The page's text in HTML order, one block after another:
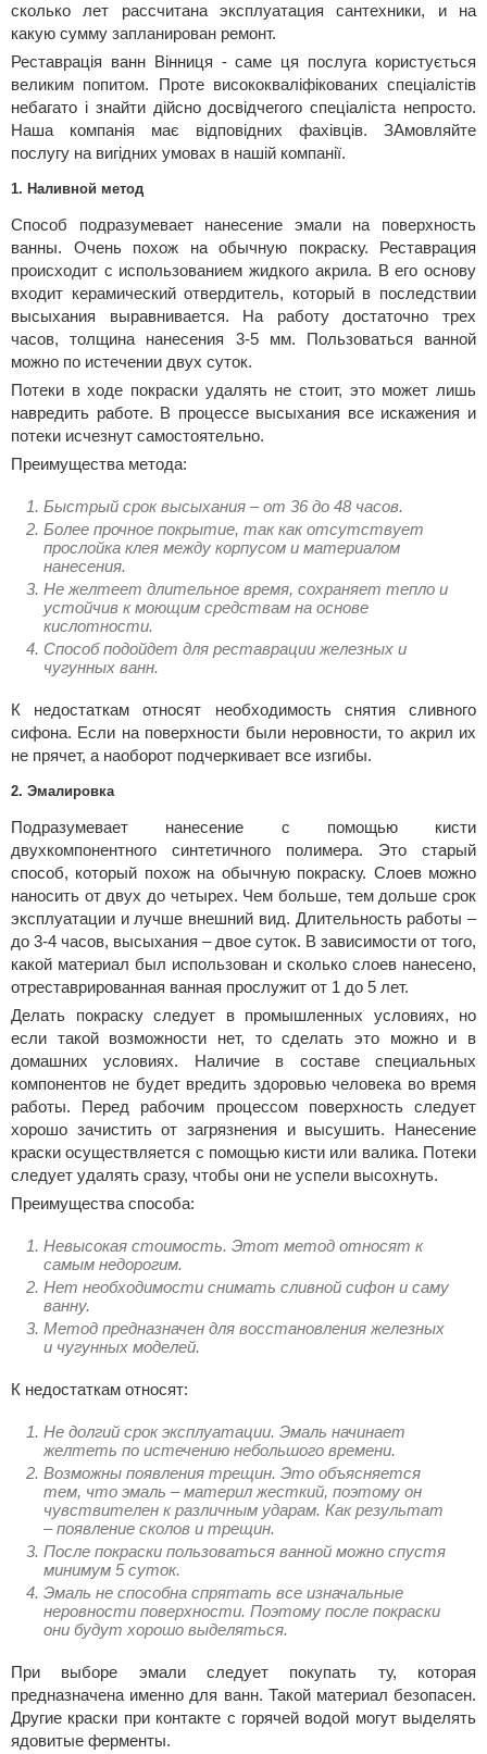
сколько лет рассчитана эксплуатация сантехники, и на
какую сумму запланирован ремонт.
Реставрація ванн Вінниця - саме ця послуга користується
великим попитом. Проте висококваліфікованих спеціалістів
небагато і знайти дійсно досвідчегого спеціаліста непросто.
Наша компанія має відповідних фахівців. ЗАмовляйте
послугу на вигідних умовах в нашій компанії.
1. Наливной метод
Способ подразумевает нанесение эмали на поверхность
ванны. Очень похож на обычную покраску. Реставрация
происходит с использованием жидкого акрила. В его основу
входит керамический отвердитель, который в последствии
высыхания выравнивается. На работу достаточно трех
часов, толщина нанесения 3-5 мм. Пользоваться ванной
можно по истечении двух суток.
Потеки в ходе покраски удалять не стоит, это может лишь
навредить работе. В процессе высыхания все искажения и
потеки исчезнут самостоятельно.
Преимущества метода:
Быстрый срок высыхания – от 36 до 48 часов.
Более прочное покрытие, так как отсутствует
прослойка клея между корпусом и материалом
нанесения.
Не желтеет длительное время, сохраняет тепло и
устойчив к моющим средствам на основе
кислотности.
Способ подойдет для реставрации железных и
чугунных ванн.
К недостаткам относят необходимость снятия сливного
сифона. Если на поверхности были неровности, то акрил их
не прячет, а наоборот подчеркивает все изгибы.
2. Эмалировка
Подразумевает нанесение с помощью кисти
двухкомпонентного синтетичного полимера. Это старый
способ, который похож на обычную покраску. Слоев можно
наносить от двух до четырех. Чем больше, тем дольше срок
эксплуатации и лучше внешний вид. Длительность работы –
до 3-4 часов, высыхания – двое суток. В зависимости от того,
какой материал был использован и сколько слоев нанесено,
отреставрированная ванная прослужит от 1 до 5 лет.
Делать покраску следует в промышленных условиях, но
если такой возможности нет, то сделать это можно и в
домашних условиях. Наличие в составе специальных
компонентов не будет вредить здоровью человека во время
работы. Перед рабочим процессом поверхность следует
хорошо зачистить от загрязнения и высушить. Нанесение
краски осуществляется с помощью кисти или валика. Потеки
следует удалять сразу, чтобы они не успели высохнуть.
Преимущества способа:
Невысокая стоимость. Этот метод относят к
самым недорогим.
Нет необходимости снимать сливной сифон и саму
ванну.
Метод предназначен для восстановления железных
и чугунных моделей.
К недостаткам относят:
Не долгий срок эксплуатации. Эмаль начинает
желтеть по истечению небольшого времени.
Возможны появления трещин. Это объясняется
тем, что эмаль – материл жесткий, поэтому он
чувствителен к различным ударам. Как результат
– появление сколов и трещин.
После покраски пользоваться ванной можно спустя
минимум 5 суток.
Эмаль не способна спрятать все изначальные
неровности поверхности. Поэтому после покраски
они будут хорошо выделяться.
При выборе эмали следует покупать ту, которая
предназначена именно для ванн. Такой материал безопасен.
Другие краски при контакте с горячей водой могут выделять
ядовитые ферменты.